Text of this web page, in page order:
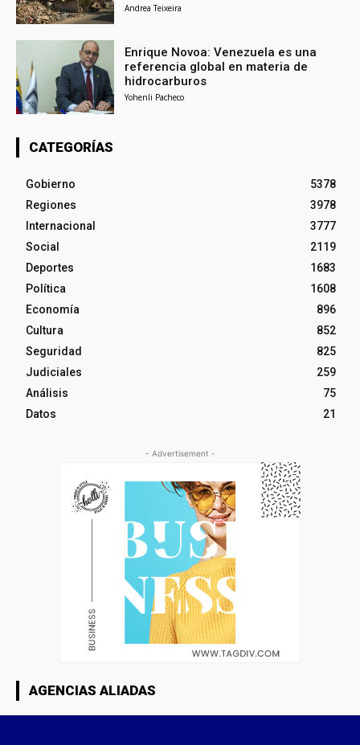
Andrea Teixeira
Enrique Novoa: Venezuela es una
referencia global en materia de
hidrocarburos
Yohenli Pacheco
CATEGORÍAS
Gobierno
5378
Regiones
3978
Internacional
3777
Social
2119
Deportes
1683
Política
1608
Economía
896
Cultura
852
Seguridad
825
Judiciales
259
Análisis
75
Datos
21
- Advertisement -
AGENCIAS ALIADAS